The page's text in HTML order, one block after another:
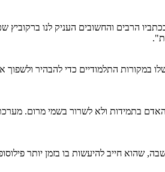
הרבים והחשובים העניק לנו ברקוביץ
במקורות התלמודיים כדי להבהיר
בתמידות ולא לשרור בשמי מרום.
חייב להיעשות בו בזמן יותר